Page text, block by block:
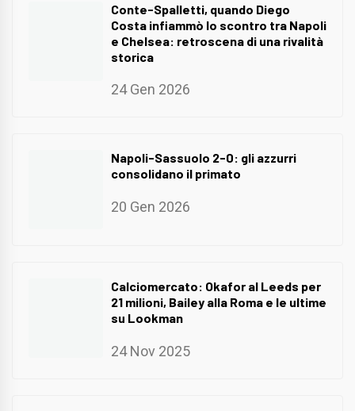
Conte-Spalletti, quando Diego
Costa infiammò lo scontro tra Napoli
e Chelsea: retroscena di una rivalità
storica
24 Gen 2026
Napoli-Sassuolo 2-0: gli azzurri
consolidano il primato
20 Gen 2026
Calciomercato: Okafor al Leeds per
21 milioni, Bailey alla Roma e le ultime
su Lookman
24 Nov 2025